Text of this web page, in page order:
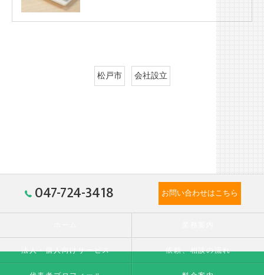
松戸市 会社設立
047-724-3418 お問い合わせはこちら
法人・個人向けサービス 依頼、相談の流れ